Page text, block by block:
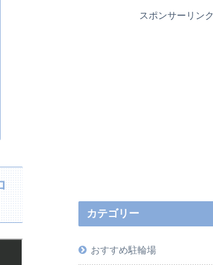
スポンサーリンク
カテゴリー
おすすめ駐輪場